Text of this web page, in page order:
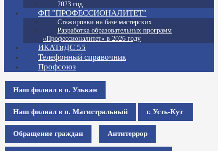
2023 год
ФП "ПРОФЕССИОНАЛИТЕТ"
Стажировки на базе мастерских
Разработка образовательных программ
«Профессионалитет» в 2026 году
ИКАТиДС 55
Телефонный справочник
Профсоюз
Наш филиал в п. Улькан
Наш филиал в п. Магистральный г. Усть-Кут
Обращение граждан Антитеррор